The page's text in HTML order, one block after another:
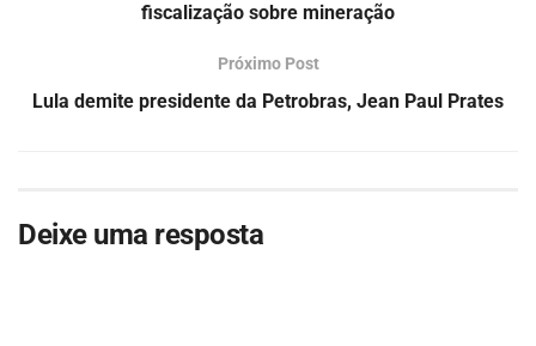
fiscalização sobre mineração
Próximo Post
Lula demite presidente da Petrobras, Jean Paul Prates
Deixe uma resposta